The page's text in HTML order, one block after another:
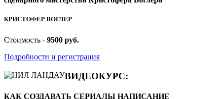
КРИСТОФЕР ВОГЛЕР
Стоимость - 9500 руб.
Подробности и регистрация
ВИДЕОКУРС:
КАК СОЗДАВАТЬ СЕРИАЛЫ НАПИСАНИЕ